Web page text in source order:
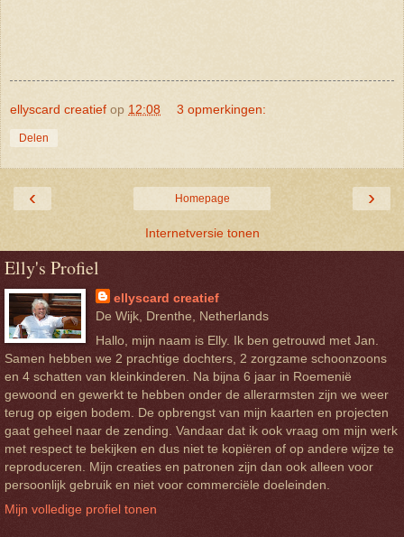
ellyscard creatief op 12:08 3 opmerkingen:
Delen
‹ ›
Homepage
Internetversie tonen
Elly's Profiel
ellyscard creatief
De Wijk, Drenthe, Netherlands
Hallo, mijn naam is Elly. Ik ben getrouwd met Jan.
Samen hebben we 2 prachtige dochters, 2 zorgzame schoonzoons
en 4 schatten van kleinkinderen. Na bijna 6 jaar in Roemenië
gewoond en gewerkt te hebben onder de allerarmsten zijn we weer
terug op eigen bodem. De opbrengst van mijn kaarten en projecten
gaat geheel naar de zending. Vandaar dat ik ook vraag om mijn werk
met respect te bekijken en dus niet te kopiëren of op andere wijze te
reproduceren. Mijn creaties en patronen zijn dan ook alleen voor
persoonlijk gebruik en niet voor commerciële doeleinden.
Mijn volledige profiel tonen